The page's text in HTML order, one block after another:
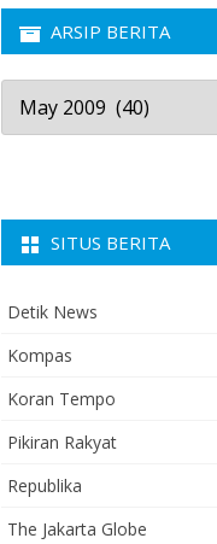
ARSIP BERITA
Arsip
Berita
SITUS BERITA
Detik News
Kompas
Koran Tempo
Pikiran Rakyat
Republika
The Jakarta Globe